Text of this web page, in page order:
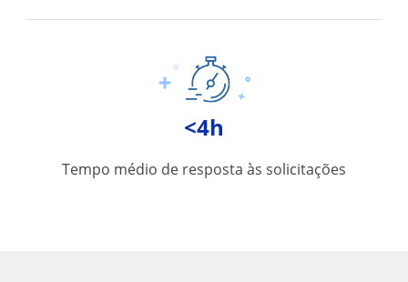
<4h
Tempo médio de resposta às solicitações